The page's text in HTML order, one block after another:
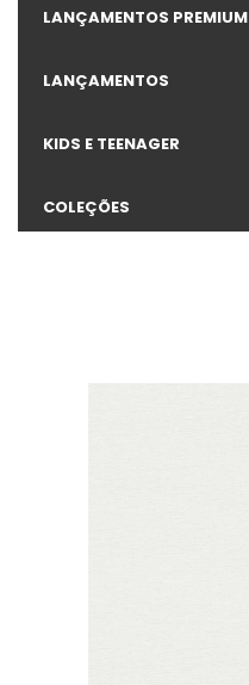
LANÇAMENTOS PREMIUM
LANÇAMENTOS
KIDS E TEENAGER
COLEÇÕES